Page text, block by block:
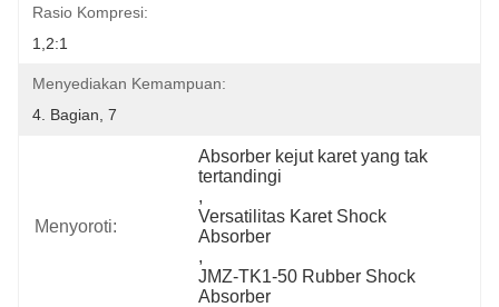
Rasio Kompresi:
1,2:1
Menyediakan Kemampuan:
4. Bagian, 7
Menyoroti:
Absorber kejut karet yang tak
tertandingi
,
Versatilitas Karet Shock
Absorber
,
JMZ-TK1-50 Rubber Shock
Absorber